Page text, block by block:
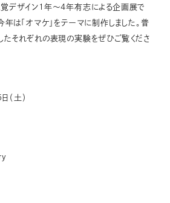
ザイン1年〜4年有志による企画展で
は「オマケ」をテーマに制作しました。普
それぞれの表現の実験をぜひご覧くださ
（土）